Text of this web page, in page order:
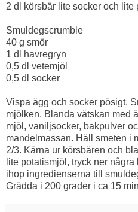
2 dl körsbär lite socker och lite
Smuldegscrumble
40 g smör
1 dl havregryn
0,5 dl vetemjöl
0,5 dl socker
Vispa ägg och socker pösigt.
mjölken. Blanda vätskan med
mjöl, vaniljsocker, bakpulver
mandelmassan. Häll smeten i
2/3. Kärna ur körsbären och
lite potatismjöl, tryck ner
ihop ingredienserna till
Grädda i 200 grader i ca 15